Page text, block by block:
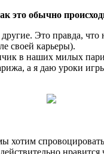
это обычно
Это правда,
своей карьеры).
в наших милых
а я даю уроки
хотим
нравится